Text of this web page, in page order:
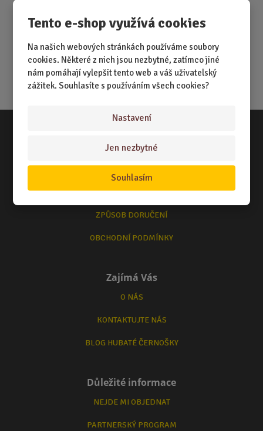
Tento e-shop využívá cookies
Na našich webových stránkách používáme soubory
cookies. Některé z nich jsou nezbytné, zatímco jiné
nám pomáhají vylepšit tento web a váš uživatelský
zážitek. Souhlasíte s používáním všech cookies?
Nastavení
Jen nezbytné
Souhlasím
Vše o nákupu
TERMÍNY ODESLÁNÍ ZBOŽÍ
ZPŮSOB DORUČENÍ
OBCHODNÍ PODMÍNKY
Zajímá Vás
O NÁS
KONTAKTUJTE NÁS
BLOG HUBATÉ ČERNOŠKY
Důležité informace
NEJDE MI OBJEDNAT
PARTNERSKÝ PROGRAM